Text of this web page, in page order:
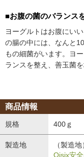
■お腹の菌のバランス
ヨーグルトはお腹にい
の腸の中には、なんと
もの細菌がいます。ヨ
ランスを整え、善玉菌